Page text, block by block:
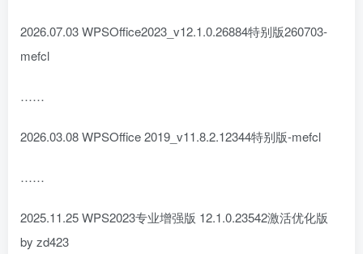
2026.07.03 WPSOffice2023_v12.1.0.26884特别版260703-
mefcl
……
2026.03.08 WPSOffice 2019_v11.8.2.12344特别版-mefcl
……
2025.11.25 WPS2023专业增强版 12.1.0.23542激活优化版
by zd423